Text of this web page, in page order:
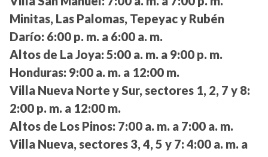
Minitas, Las Palomas, Tepeyac y Rubén
Darío: 6:00 p. m. a 6:00 a. m.
Altos de La Joya: 5:00 a. m. a 9:00 p. m.
Honduras: 9:00 a. m. a 12:00 m.
Villa Nueva Norte y Sur, sectores 1, 2, 7 y 8:
2:00 p. m. a 12:00 m.
Altos de Los Pinos: 7:00 a. m. a 7:00 a. m.
Villa Nueva, sectores 3, 4, 5 y 7: 4:00 a. m. a